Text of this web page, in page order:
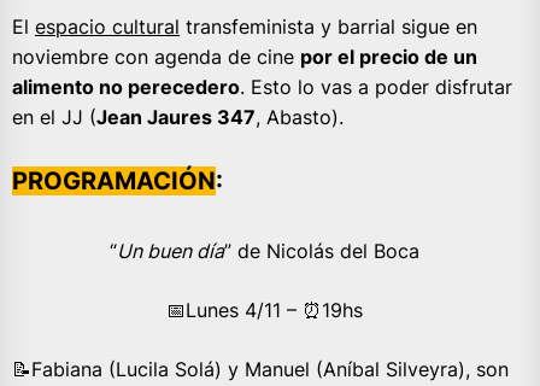
El espacio cultural transfeminista y barrial sigue en
noviembre con agenda de cine por el precio de un
alimento no perecedero. Esto lo vas a poder disfrutar
en el JJ (Jean Jaures 347, Abasto).
PROGRAMACIÓN:
“Un buen día” de Nicolás del Boca
📅Lunes 4/11 – ⏰️19hs
📝Fabiana (Lucila Solá) y Manuel (Aníbal Silveyra), son